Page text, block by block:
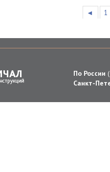
◄ 1
По России
Санкт-